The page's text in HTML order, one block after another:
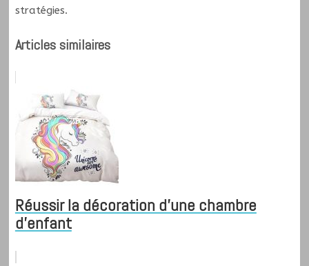
stratégies.
Articles similaires
Réussir la décoration d'une chambre
d'enfant